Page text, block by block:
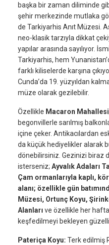
başka bir zaman diliminde
şehir merkezinde mutlaka
de Tarkiyarhis Anıt Müzesi.
neo-klasik tarzıyla dikkat
yapılar arasında sayılıyor.
Tarkiyarhis, hem
farklı kiliselerde karşına
Cunda’da 19. yüzyıldan
müze olarak gezilebilir.
Özellikle Macaron Mahallesi
begonvillerle sarılmış
içine çeker. Antikacılardan
da küçük hediyelikler alarak
dönebilirsiniz. Gezinizi biraz
isterseniz; Ayvalık Adaları
Çam ormanlarıyla kaplı,
alanı; özellikle gün
Müzesi, Ortunç Koyu,
Alanları ve özellikle her
keşfedilmeyi bekleyen
Pateriça Koyu: Terk edilmiş